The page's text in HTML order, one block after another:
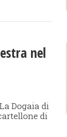
nel
Dogaia di
di